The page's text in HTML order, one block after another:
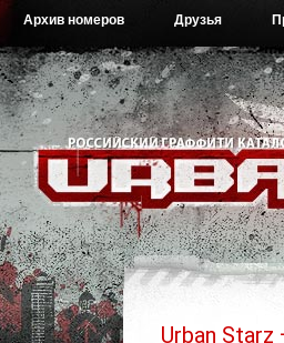
Архив номеров Друзья
Urban